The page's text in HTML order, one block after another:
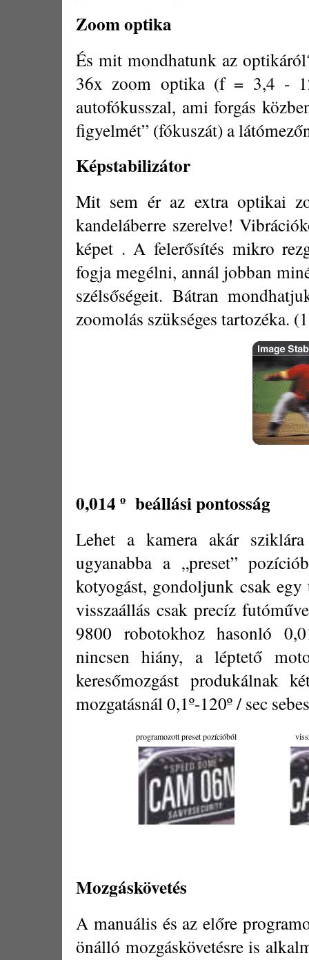
Zoom optika
És mit mondhatunk az
36x zoom optika (f = 3,4 -
autofókusszal, ami forgás
figyelmét” (fókuszát) a
Képstabilizátor
Mit sem ér az extra optikai
kandeláberre szerelve!
képet . A felerősítés mikro
fogja megélni, annál jobban
szélsőségeit. Bátran
zoomolás szükséges tartozéka.
0,014 º beállási pontosság
Lehet a kamera akár
ugyanabba a „preset”
kotyogást, gondoljunk csak egy
visszaállás csak precíz
9800 robotokhoz hasonló
nincsen hiány, a léptető
keresőmozgást produkálnak
mozgatásnál 0,1º-120º / sec
programozott preset pozícióból
Mozgáskövetés
A manuális és az előre
önálló mozgáskövetésre is